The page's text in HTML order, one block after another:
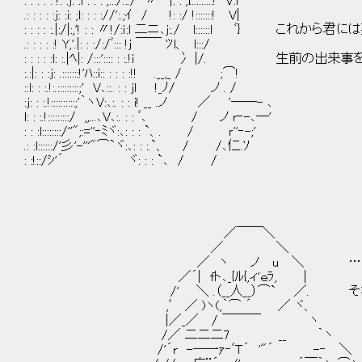
.: : : : :j: :i: ;l: : : ://':.;ｲ / !: :/ !:::::::! V|
: : : : :.|:/|:,'! : : 〃!/:ｉ:l 二ニ､j:./ l::::::l ﾞ} これから君には
.: : : : :! Y,'.|: : :/:/ﾞ::: !j ￣￣ ﾂl、 l:::/
: : : : :l: :.|ﾍ|: /:::':::: : :.!i 冫 |/. 生前の出来事を追
:.:|: : :j: .:::::::!'ﾊ::i:: : : : :!! .__,_ / ;⌒!
::l: : :.!:.:::::::::;' V､::. : : jｌ !_ﾉ/ ノ . /
:j: : :.!::::::::::;'｀ヽV:､:. : : i! __ .ノ ／ '――- ､
l: : :.!:::::::::/ ,,...､V､:. : : ﾞ､ / ノ r‐-､―'
: : :l::::::::/''";:=''‐ﾐヾ:､: : : `、. / ｒ''‐-;'
.: :l::::::/'彡'-'''"⌒`ヾ:､: : :.`、 / /､仁.ｿ
: :!::/ｼ'´ ヾ: : : `､ / /
／￣￣＼
／ ＼
／ ヽ ノ u ＼ ……死者の
／´| fト､_{ﾙ{,ィ'ｅﾗ, |
/' ＼ .（__人__）⌒` ／. それって大
,ﾞ ／ )ヽ(,｀⌒ ´ ／ ヾ、
|／_／ / ￣￣￣ ヽ
/／ 二二二7 __ ｀ヽ
/'´r -―一ｧ‐ﾞＴ´ '"´ -‐ ＼